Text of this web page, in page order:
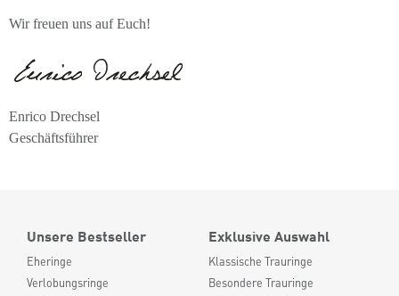
Wir freuen uns auf Euch!
Enrico Drechsel
Geschäftsführer
Unsere Bestseller
Eheringe
Verlobungsringe
Exklusive Auswahl
Klassische Trauringe
Besondere Trauringe